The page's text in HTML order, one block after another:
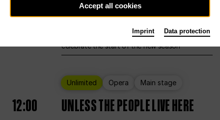
12:00 Eröffnungswochenende
Deutsche Oper Berlin opens its doors to
celebrate the start of the new season
Unlimited Opera Main stage
12:00 UNLESS THE PEOPLE LIVE HERE
Accept all cookies
Imprint Data protection